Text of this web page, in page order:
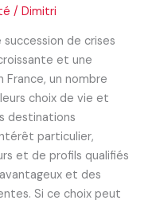
/Dimitri
de crises
et une
un nombre
choix de vie et
destinations
particulier,
et de profils qualifiés
et des
Si ce choix peut